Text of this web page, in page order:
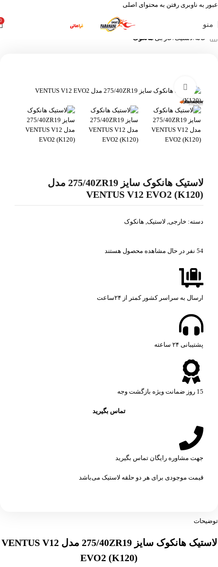
عبور به ناوبری رفتن به محتوای اصلی
منو
خانه لاستیک خارجی هانکوک
بزرگنمایی تصویر
لاستیک هانکوک سایز 275/40ZR19 مدل
VENTUS V12 EVO2 (K120)
دسته: خارجی, لاستیک, هانکوک
54 نفر در حال مشاهده محصول هستند
ارسال به سراسر کشور کمتر از ۲۴ساعت
پشتیبانی ۲۴ ساعته​
15 روز ضمانت ویژه بازگشت وجه
تماس بگیرید
جهت مشاوره رایگان تماس بگیرید
قیمت موجودی برای هر دو حلقه لاستیک می‌باشد
توضیحات
لاستیک هانکوک سایز 275/40ZR19 مدل VENTUS V12
EVO2 (K120)